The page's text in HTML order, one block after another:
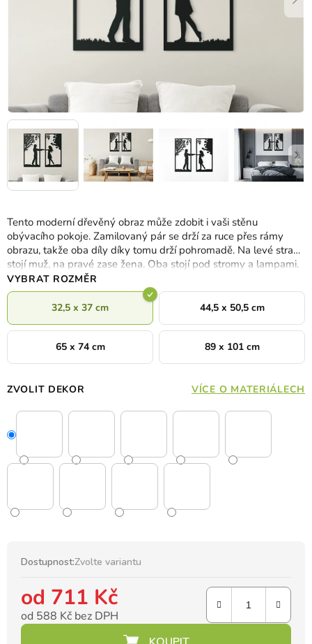
Tento moderní dřevěný obraz může zdobit i vaši stěnu
obývacího pokoje. Zamilovaný pár se drží za ruce přes rámy
obrazu, takže oba díly díky tomu drží pohromadě. Na levé straně
stojí muž, na pravé zase žena. Oba stojí pod stromy a lampami.
VYBRAT ROZMĚR
32,5 x 37 cm 44,5 x 50,5 cm
65 x 74 cm 89 x 101 cm
ZVOLIT DEKOR VÍCE O MATERIÁLECH
Dostupnost:Zvolte variantu
od 711 Kč
od 588 Kč bez DPH
Měrná cena: